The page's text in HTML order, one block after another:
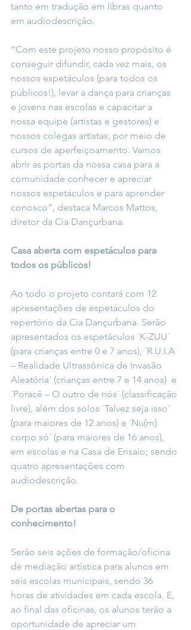
tanto em tradução em libras quanto
em audiodescrição.
“Com este projeto nosso propósito é
conseguir difundir, cada vez mais, os
nossos espetáculos (para todos os
públicos!), levar a dança para crianças
e jovens nas escolas e capacitar a
nossa equipe (artistas e gestores) e
nossos colegas artistas, por meio de
cursos de aperfeiçoamento. Vamos
abrir as portas da nossa casa para a
comunidade conhecer e apreciar
nossos espetáculos e para aprender
conosco”, destaca Marcos Mattos,
diretor da Cia Dançurbana.
Casa aberta com espetáculos para
todos os públicos!
Ao todo o projeto contará com 12
apresentações de espetáculos do
repertório da Cia Dançurbana. Serão
apresentados os espetáculos ´K-ZUU´
(para crianças entre 0 e 7 anos), ´R.U.I.A
– Realidade Ultrassônica de Invasão
Aleatória´ (crianças entre 7 e 14 anos)  e
´Poracê – O outro de nós´ (classificação
livre), além dos solos ´Talvez seja isso´
(para maiores de 12 anos) e ´Nu(m)
corpo só´ (para maiores de 16 anos),
em escolas e na Casa de Ensaio; sendo
quatro apresentações com
audiodescrição.
De portas abertas para o
conhecimento!
Serão seis ações de formação/oficina
de mediação artística para alunos em
seis escolas municipais, sendo 36
horas de atividades em cada escola. E,
ao final das oficinas, os alunos terão a
oportunidade de apreciar um